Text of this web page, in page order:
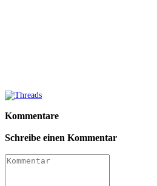
Kommentare
Schreibe einen Kommentar